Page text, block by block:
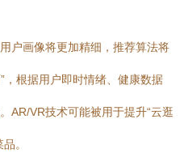
户画像将更加精细，推荐算法将
，根据用户即时情绪、健康数据
AR/VR技术可能被用于提升“云逛
。